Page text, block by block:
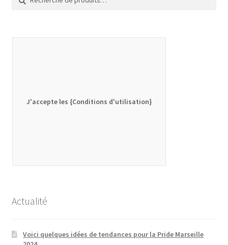
pour :
J'accepte les {Conditions d'utilisation}
Actualité
Voici quelques idées de tendances pour la Pride Marseille